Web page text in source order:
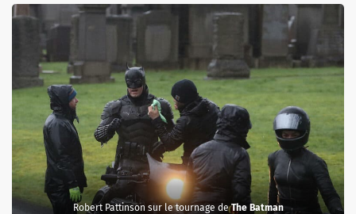
Robert Pattinson sur le tournage deThe Batman